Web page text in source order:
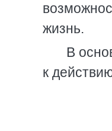
жизнь.
В
к